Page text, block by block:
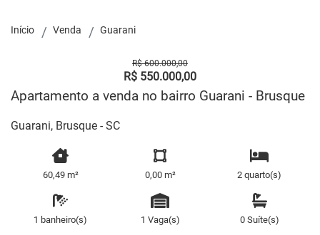
Início Venda Guarani
R$ 600.000,00
R$ 550.000,00
Apartamento a venda no bairro Guarani - Brusque
Guarani, Brusque - SC
60,49 m² 0,00 m² 2 quarto(s)
1 banheiro(s) 1 Vaga(s) 0 Suíte(s)